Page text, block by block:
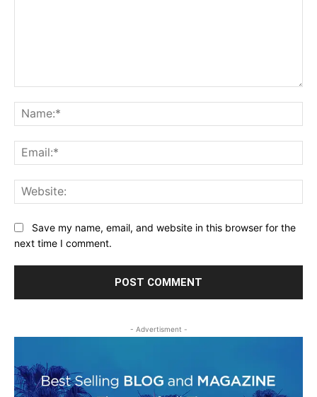
Save my name, email, and website in this browser for the
next time I comment.
- Advertisment -